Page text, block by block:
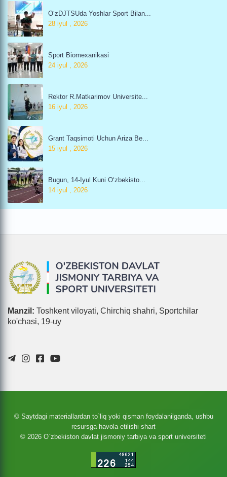
O‘zDJTSUda Yoshlar Sport Bilan...
28 iyul , 2026
Sport Biomexanikasi
24 iyul , 2026
Rektor R.Matkarimov Universite...
16 iyul , 2026
Grant Taqsimoti Uchun Ariza Be...
15 iyul , 2026
Bugun, 14-Iyul Kuni O‘zbekisto...
14 iyul , 2026
Manzil: Toshkent viloyati, Chirchiq shahri, Sportchilar
ko'chasi, 19-uy
© Saytdagi materiallardan to`liq yoki qisman foydalanilganda, ushbu
resursga havola etilishi shart
© 2026 O`zbekiston davlat jismoniy tarbiya va sport universiteti